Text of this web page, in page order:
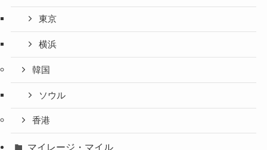
東京
横浜
韓国
ソウル
香港
マイレージ・マイル